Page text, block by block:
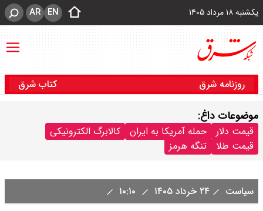
یکشنبه ۱۸ مرداد ۱۴۰۵ EN
AR
روزنامه شرق کتاب شرق
موضوعات داغ:
قیمت دلار حمله آمریکا به ایران
کالابرگ الکترونیکی
قیمت طلا
تنگه هرمز
سیاست ۲۴ خرداد ۱۴۰۵